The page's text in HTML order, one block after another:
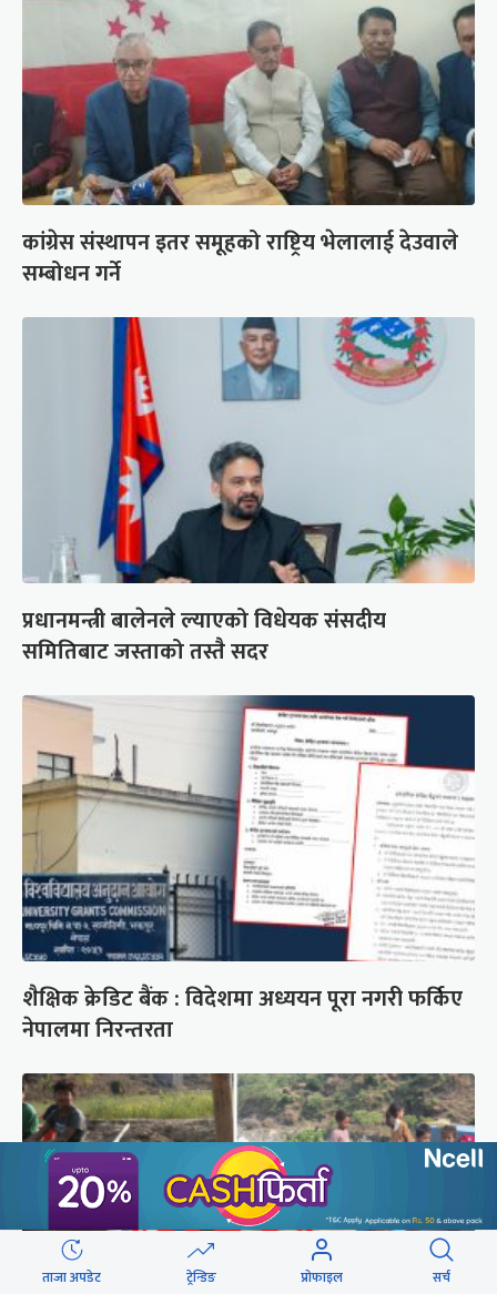
कांग्रेस संस्थापन इतर समूहको राष्ट्रिय भेलालाई देउवाले
सम्बोधन गर्ने
प्रधानमन्त्री बालेनले ल्याएको विधेयक संसदीय
समितिबाट जस्ताको तस्तै सदर
शैक्षिक क्रेडिट बैंक : विदेशमा अध्ययन पूरा नगरी फर्किए
नेपालमा निरन्तरता
ताजा अपडेट ट्रेन्डिङ प्रोफाइल सर्च